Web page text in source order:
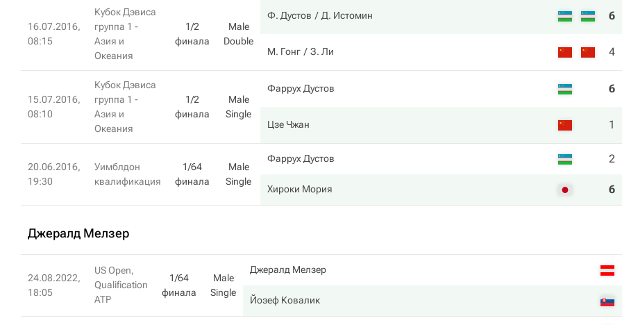
16.07.2016,
08:15
Кубок Дэвиса
группа 1 -
Азия и
Океания
1/2
финала
Male
Double
Ф. Дустов Д. Истомин 6
М. Гонг З. Ли 4
15.07.2016,
08:10
Кубок Дэвиса
группа 1 -
Азия и
Океания
1/2
финала
Male
Single
Фаррух Дустов 6
Цзе Чжан 1
20.06.2016,
19:30
Уимблдон
квалификация
1/64
финала
Male
Single
Фаррух Дустов 2
Хироки Мория 6
Джералд Мелзер
24.08.2022,
18:05
US Open,
Qualification
ATP
1/64
финала
Male
Single
Джералд Мелзер
Йозеф Ковалик